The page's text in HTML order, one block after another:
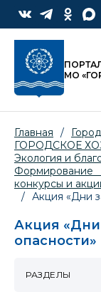
МО
Главная /
ГОРОДСКОЕ
Экология и
Формирование
конкурсы и
/ Акция «Дни
Акция
опасности»
РАЗДЕЛЫ